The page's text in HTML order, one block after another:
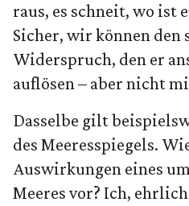
raus, es schneit, wo ist
Sicher, wir können den
Widerspruch, den er
auflösen – aber nicht
Dasselbe gilt
des Meeresspiegels.
Auswirkungen eines
Meeres vor? Ich,